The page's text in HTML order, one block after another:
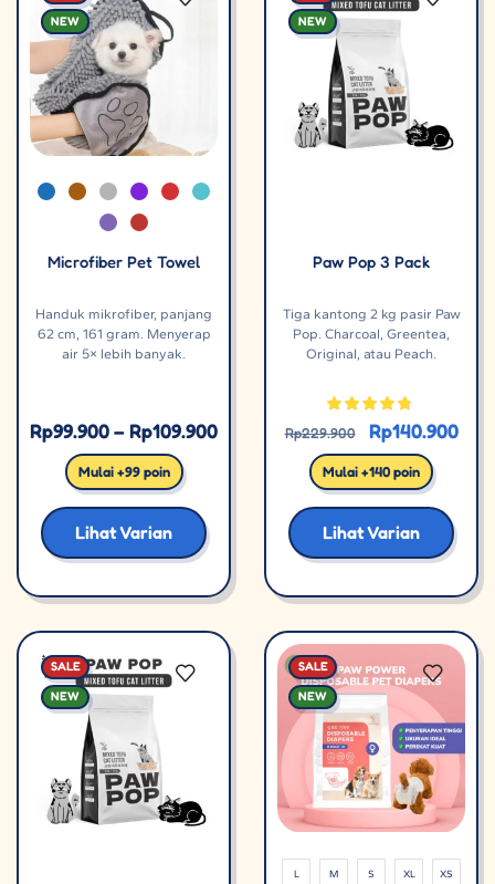
NEW
Microfiber Pet Towel
Handuk mikrofiber, panjang
62 cm, 161 gram. Menyerap
air 5× lebih banyak.
Rp99.900–Rp109.900
Mulai +99 poin
Lihat Varian
NEW
Paw Pop 3 Pack
Tiga kantong 2 kg pasir Paw
Pop. Charcoal, Greentea,
Original, atau Peach.
Rp229.900 Rp140.900
Mulai +140 poin
Lihat Varian
SALE
NEW
SALE
NEW
L M S XL XS